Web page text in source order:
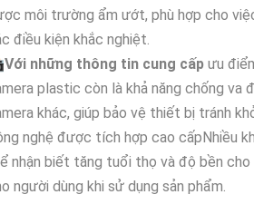
môi trường ẩm ướt, phù hợp cho
điều kiện khắc nghiệt.
Với những thông tin cung cấp ưu
plastic còn là khả năng chống va
khác, giúp bảo vệ thiết bị tránh
nghệ được tích hợp cao cấpNhiều
nhận biết tăng tuổi thọ và độ bền
người dùng khi sử dụng sản phẩm.